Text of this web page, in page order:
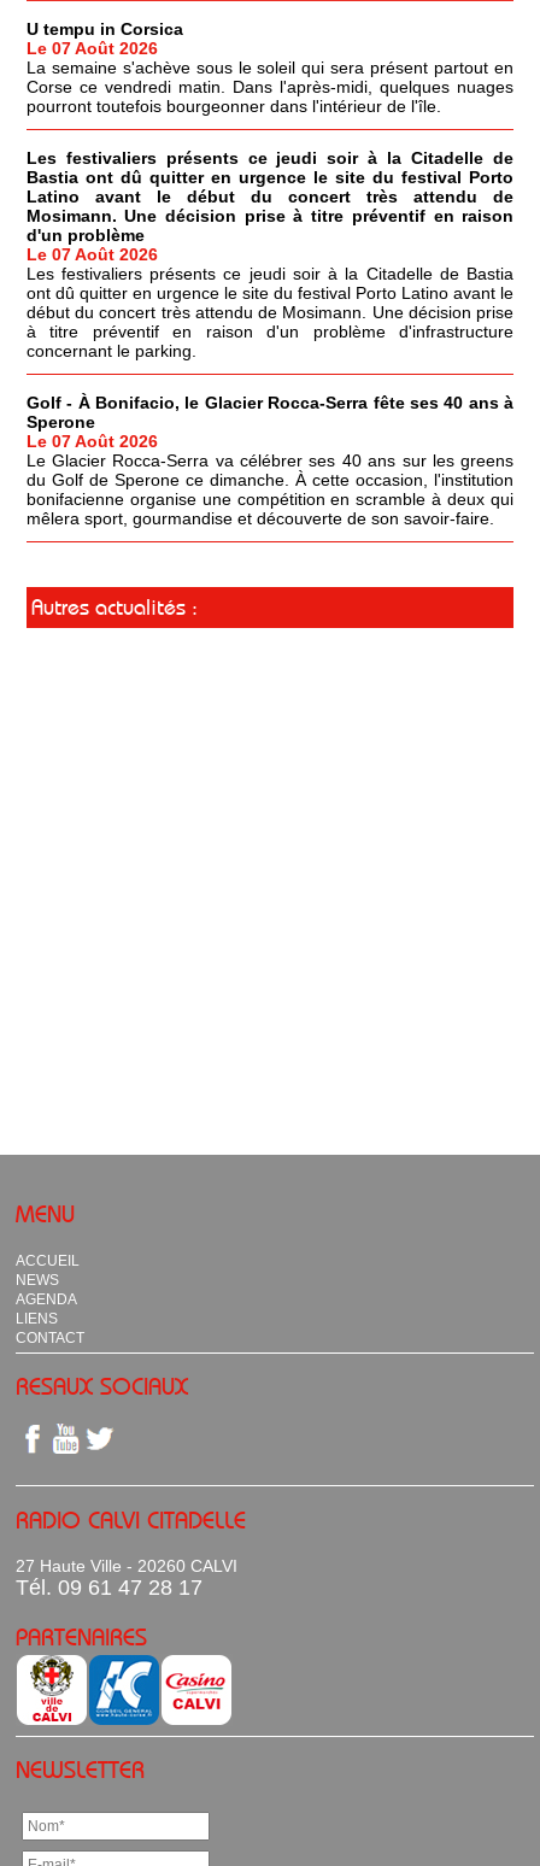
U tempu in Corsica
Le 07 Août 2026
La semaine s'achève sous le soleil qui sera présent partout en
Corse ce vendredi matin. Dans l'après-midi, quelques nuages
pourront toutefois bourgeonner dans l'intérieur de l'île.
Les festivaliers présents ce jeudi soir à la Citadelle de
Bastia ont dû quitter en urgence le site du festival Porto
Latino avant le début du concert très attendu de
Mosimann. Une décision prise à titre préventif en raison
d'un problème
Le 07 Août 2026
Les festivaliers présents ce jeudi soir à la Citadelle de Bastia
ont dû quitter en urgence le site du festival Porto Latino avant le
début du concert très attendu de Mosimann. Une décision prise
à titre préventif en raison d'un problème d'infrastructure
concernant le parking.
Golf - À Bonifacio, le Glacier Rocca-Serra fête ses 40 ans à
Sperone
Le 07 Août 2026
Le Glacier Rocca-Serra va célébrer ses 40 ans sur les greens
du Golf de Sperone ce dimanche. À cette occasion, l'institution
bonifacienne organise une compétition en scramble à deux qui
mêlera sport, gourmandise et découverte de son savoir-faire.
Autres actualités :
MENU
ACCUEIL
NEWS
AGENDA
LIENS
CONTACT
RESAUX SOCIAUX
RADIO CALVI CITADELLE
27 Haute Ville - 20260 CALVI
Tél. 09 61 47 28 17
PARTENAIRES
NEWSLETTER